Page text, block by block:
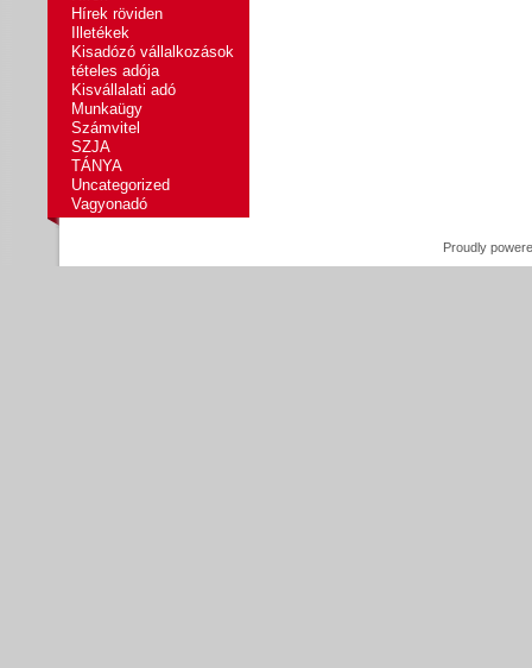
Hírek röviden
Illetékek
Kisadózó vállalkozások
tételes adója
Kisvállalati adó
Munkaügy
Számvitel
SZJA
TÁNYA
Uncategorized
Vagyonadó
Proudly